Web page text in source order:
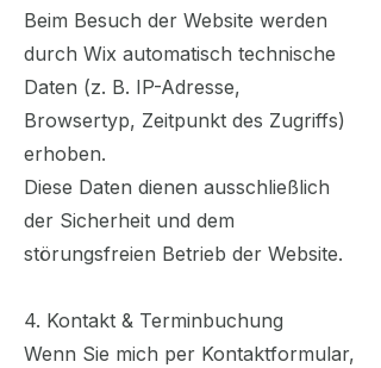
Beim Besuch der Website werden
durch Wix automatisch technische
Daten (z. B. IP-Adresse,
Browsertyp, Zeitpunkt des Zugriffs)
erhoben.
Diese Daten dienen ausschließlich
der Sicherheit und dem
störungsfreien Betrieb der Website.
4. Kontakt & Terminbuchung
Wenn Sie mich per Kontaktformular,